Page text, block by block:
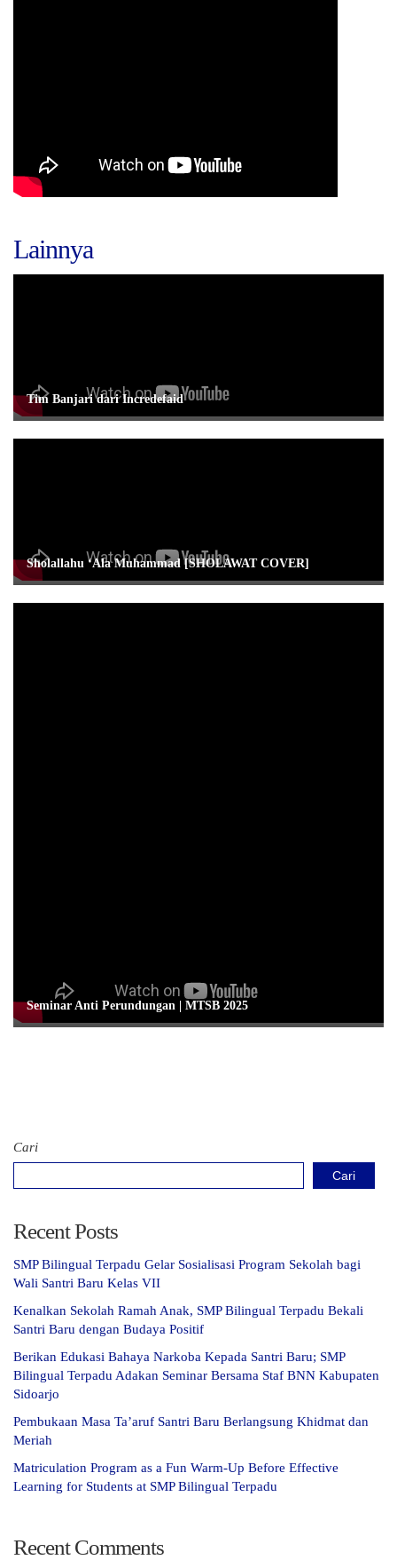
Lainnya
Tim Banjari dari Incredefaid
Sholallahu ‘Ala Muhammad [SHOLAWAT COVER]
Seminar Anti Perundungan | MTSB 2025
Cari
Cari
Recent Posts
SMP Bilingual Terpadu Gelar Sosialisasi Program Sekolah bagi
Wali Santri Baru Kelas VII
Kenalkan Sekolah Ramah Anak, SMP Bilingual Terpadu Bekali
Santri Baru dengan Budaya Positif
Berikan Edukasi Bahaya Narkoba Kepada Santri Baru; SMP
Bilingual Terpadu Adakan Seminar Bersama Staf BNN Kabupaten
Sidoarjo
Pembukaan Masa Ta’aruf Santri Baru Berlangsung Khidmat dan
Meriah
Matriculation Program as a Fun Warm-Up Before Effective
Learning for Students at SMP Bilingual Terpadu
Recent Comments